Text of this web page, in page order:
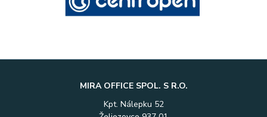
MIRA OFFICE SPOL. S R.O.
Kpt. Nálepku 52